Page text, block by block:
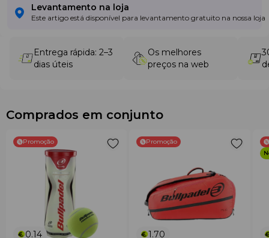
Levantamento na loja
Este artigo está disponível para levantamento gratuito na nossa loja
Entrega rápida: 2–3
dias úteis
Os melhores
preços na web
Comprados em conjunto
Promoção
0.14
Promoção
1.70